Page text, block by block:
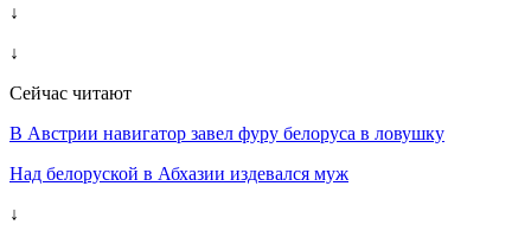
↓
↓
Сейчас читают
В Австрии навигатор завел фуру белоруса в ловушку
Над белоруской в Абхазии издевался муж
↓